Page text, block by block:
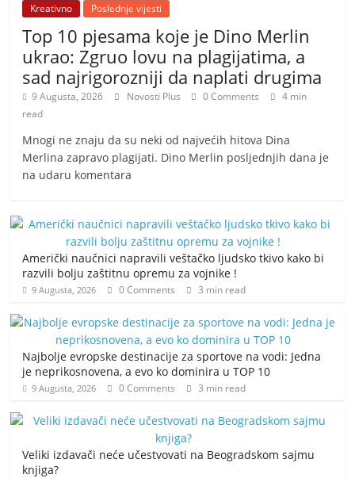
Kreativno Poslednje vijesti
Top 10 pjesama koje je Dino Merlin
ukrao: Zgruo lovu na plagijatima, a
sad najrigorozniji da naplati drugima
9 Augusta, 2026 Novosti Plus 0 Comments
4 min
read
Mnogi ne znaju da su neki od najvećih hitova Dina
Merlina zapravo plagijati. Dino Merlin posljednjih dana je
na udaru komentara
Američki naučnici napravili veštačko ljudsko tkivo kako bi
razvili bolju zaštitnu opremu za vojnike !
9 Augusta, 2026 0 Comments 3 min read
Najbolje evropske destinacije za sportove na vodi: Jedna
je neprikosnovena, a evo ko dominira u TOP 10
9 Augusta, 2026 0 Comments 3 min read
Veliki izdavači neće učestvovati na Beogradskom sajmu
knjiga?